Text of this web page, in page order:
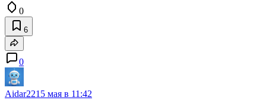
0
6
0
Aidar2215 мая в 11:42